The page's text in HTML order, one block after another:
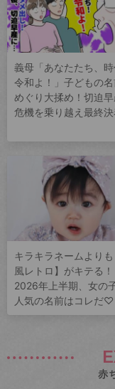
義母「あなたたち、
令和よ！」子どもの
めぐり大揉め！切迫
危機を乗り越え最終
キラキラネームより
風レトロ】がキテる！
2026年上半期、女の
人気の名前はコレだ♡
赤